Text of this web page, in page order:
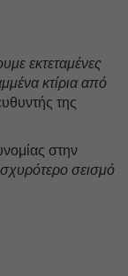
εκτεταμένες
κτίρια από
της
στην
σεισμό